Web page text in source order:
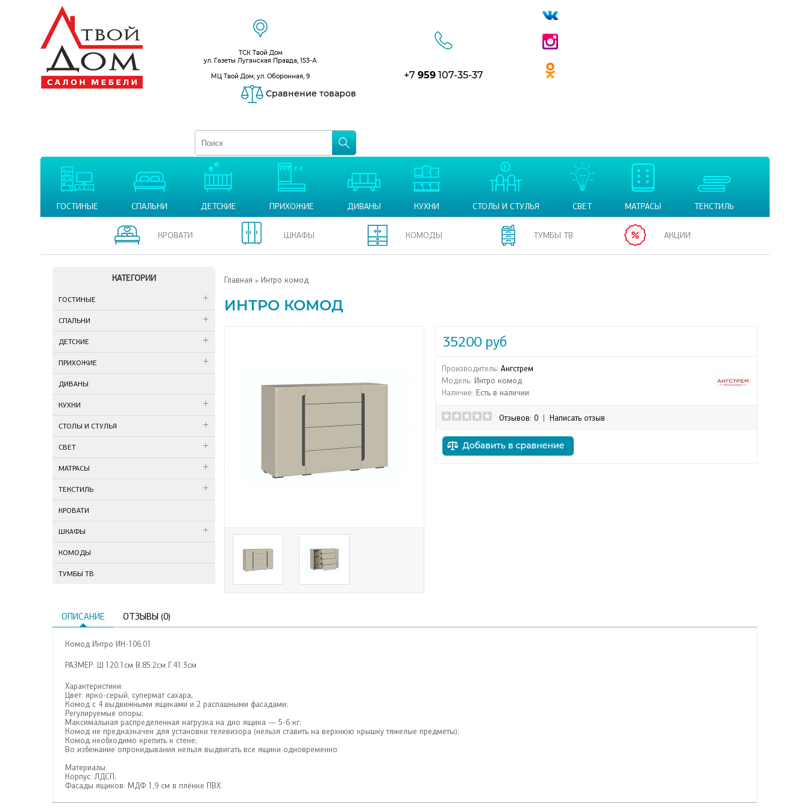
ТСК Твой Дом
ул. Газеты Луганская Правда, 153-А
МЦ Твой Дом, ул. Оборонная, 9
+7 959 107-35-37
Сравнение товаров
ГОСТИНЫЕ СПАЛЬНИ ДЕТСКИЕ ПРИХОЖИЕ ДИВАНЫ КУХНИ СТОЛЫ И СТУЛЬЯ СВЕТ МАТРАСЫ ТЕКСТИЛЬ
КРОВАТИ ШКАФЫ КОМОДЫ ТУМБЫ ТВ АКЦИИ
КАТЕГОРИИ
ГОСТИНЫЕ
СПАЛЬНИ
ДЕТСКИЕ
ПРИХОЖИЕ
ДИВАНЫ
КУХНИ
СТОЛЫ И СТУЛЬЯ
СВЕТ
МАТРАСЫ
ТЕКСТИЛЬ
КРОВАТИ
ШКАФЫ
КОМОДЫ
ТУМБЫ ТВ
Главная » Интро комод
ИНТРО КОМОД
35200 руб
Производитель: Ангстрем
Модель: Интро комод
Наличие: Есть в наличии
Отзывов: 0 Написать отзыв
ОПИСАНИЕ ОТЗЫВЫ (0)
Комод Интро ИН-106.01
РАЗМЕР: Ш.120.1см В.85.2см Г.41.3см
Характеристики:
Цвет: ярко-серый, супермат сахара;
Комод с 4 выдвижными ящиками и 2 распашными фасадами;
Регулируемые опоры;
Максимальная распределенная нагрузка на дно ящика — 5-6 кг;
Комод не предназначен для установки телевизора (нельзя ставить на верхнюю крышку тяжелые предметы);
Комод необходимо крепить к стене;
Во избежание опрокидывания нельзя выдвигать все ящики одновременно.
Материалы:
Корпус: ЛДСП;
Фасады ящиков: МДФ 1,9 см в плёнке ПВХ.